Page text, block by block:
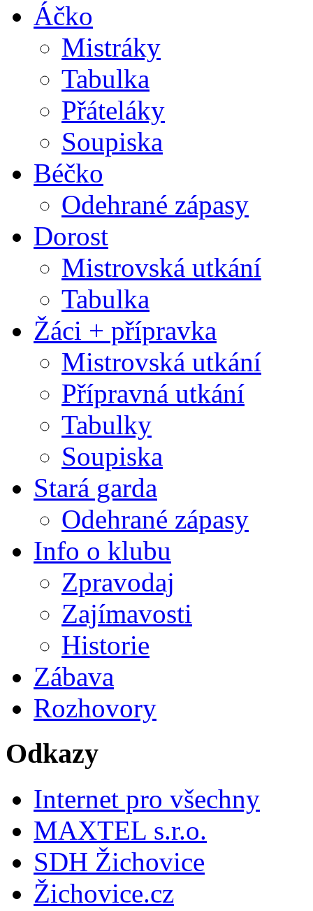
Áčko
Mistráky
Tabulka
Přáteláky
Soupiska
Béčko
Odehrané zápasy
Dorost
Mistrovská utkání
Tabulka
Žáci + přípravka
Mistrovská utkání
Přípravná utkání
Tabulky
Soupiska
Stará garda
Odehrané zápasy
Info o klubu
Zpravodaj
Zajímavosti
Historie
Zábava
Rozhovory
Odkazy
Internet pro všechny
MAXTEL s.r.o.
SDH Žichovice
Žichovice.cz